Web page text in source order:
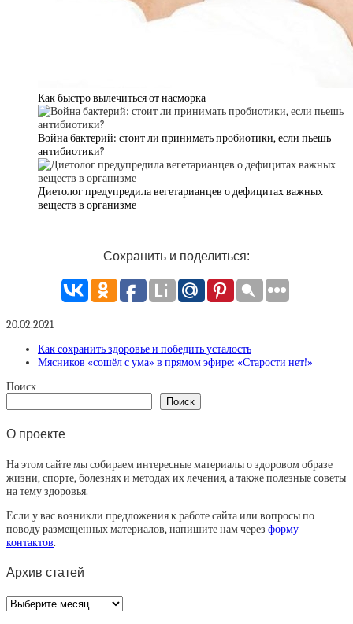
Как быстро вылечиться от насморка
Война бактерий: стоит ли принимать пробиотики, если пьешь
антибиотики?
Диетолог предупредила вегетарианцев о дефицитах важных
веществ в организме
Сохранить и поделиться:
20.02.2021
Как сохранить здоровье и победить усталость
Мясников «сошёл с ума» в прямом эфире: «Старости нет!»
Поиск
Поиск
О проекте
На этом сайте мы собираем интересные материалы о здоровом образе
жизни, спорте, болезнях и методах их лечения, а также полезные советы
на тему здоровья.
Если у вас возникли предложения к работе сайта или вопросы по
поводу размещенных материалов, напишите нам через форму
контактов.
Архив статей
Архив
статей